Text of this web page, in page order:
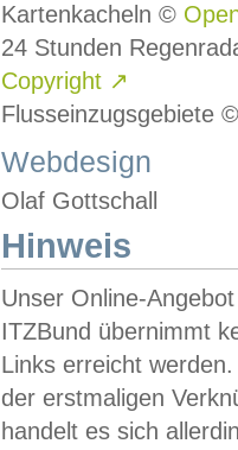
Kartenkacheln ©
24 Stunden
Copyright ↗
Flusseinzugsgebiete
Webdesign
Olaf Gottschall
Hinweis
Unser Online-
ITZBund übernimmt
Links erreicht
der erstmaligen
handelt es sich